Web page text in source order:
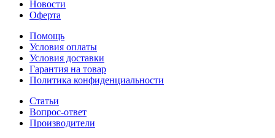
Новости
Оферта
Помощь
Условия оплаты
Условия доставки
Гарантия на товар
Политика конфиденциальности
Статьи
Вопрос-ответ
Производители